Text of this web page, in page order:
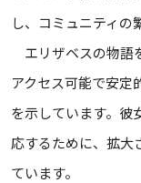
し、コミュニティの
エリザベスの物語
アクセス可能で安定
を示しています。彼
応するために、拡大
ています。